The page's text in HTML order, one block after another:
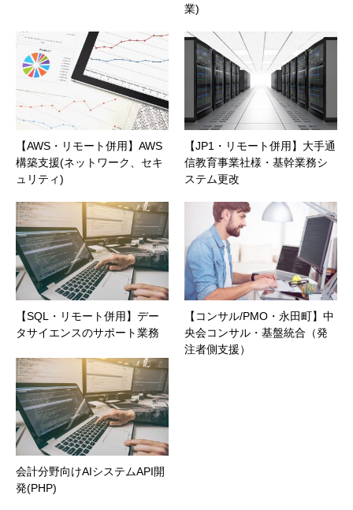
業)
【AWS・リモート併用】AWS
構築支援(ネットワーク、セキ
ュリティ)
【JP1・リモート併用】大手通
信教育事業社様・基幹業務シ
ステム更改
【SQL・リモート併用】デー
タサイエンスのサポート業務
【コンサル/PMO・永田町】中
央会コンサル・基盤統合（発
注者側支援）
会計分野向けAIシステムAPI開
発(PHP)